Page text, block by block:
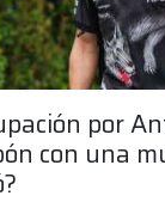
por
con una